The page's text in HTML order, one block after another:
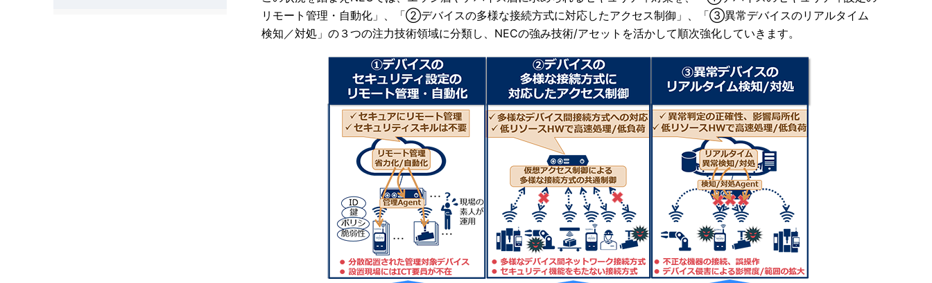
リモート管理・自動化」、「②デバイスの多様な接続方式に対応したアクセス制御」、「③異常デバイスのリアルタイム
検知／対処」の３つの注力技術領域に分類し、NECの強み技術/アセットを活かして順次強化していきます。